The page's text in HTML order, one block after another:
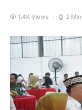
1.4K Views 2